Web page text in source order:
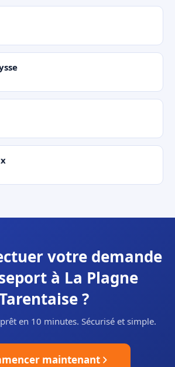
votre demande
à La Plagne
?
en 10 minutes. Sécurisé et simple.
maintenant